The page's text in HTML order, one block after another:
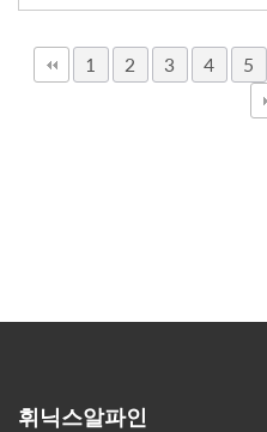
1 2 3 4 5
휘닉스알파인